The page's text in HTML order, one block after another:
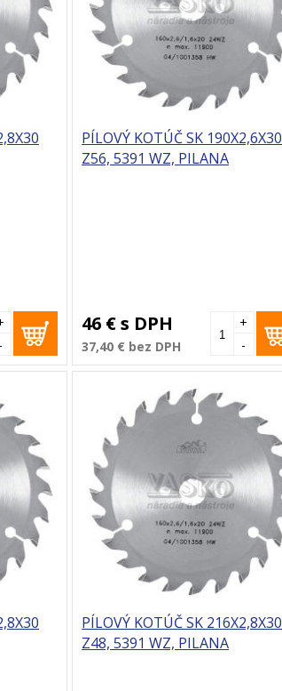
-
PÍLOVÝ KOTÚČ SK 190X2,6X30
Z56, 5391 WZ, PILANA
46 €s DPH
37,40 € bez DPH -
+
PÍLOVÝ KOTÚČ SK 216X2,8X30
Z48, 5391 WZ, PILANA